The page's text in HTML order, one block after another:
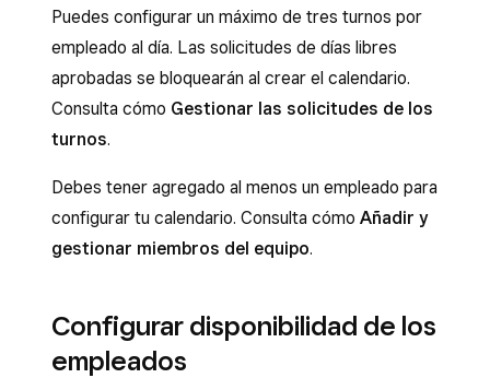
Puedes configurar un máximo de tres turnos por
empleado al día. Las solicitudes de días libres
aprobadas se bloquearán al crear el calendario.
Consulta cómo Gestionar las solicitudes de los
turnos.
Debes tener agregado al menos un empleado para
configurar tu calendario. Consulta cómo Añadir y
gestionar miembros del equipo.
Configurar disponibilidad de los
empleados